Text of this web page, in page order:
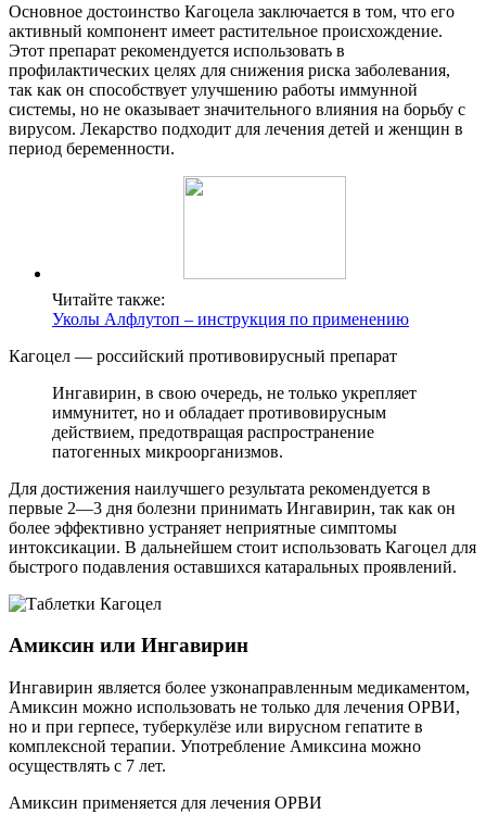
Основное достоинство Кагоцела заключается в том, что его
активный компонент имеет растительное происхождение.
Этот препарат рекомендуется использовать в
профилактических целях для снижения риска заболевания,
так как он способствует улучшению работы иммунной
системы, но не оказывает значительного влияния на борьбу с
вирусом. Лекарство подходит для лечения детей и женщин в
период беременности.
Читайте также:
Уколы Алфлутоп – инструкция по применению
Кагоцел — российский противовирусный препарат
Ингавирин, в свою очередь, не только укрепляет
иммунитет, но и обладает противовирусным
действием, предотвращая распространение
патогенных микроорганизмов.
Для достижения наилучшего результата рекомендуется в
первые 2—3 дня болезни принимать Ингавирин, так как он
более эффективно устраняет неприятные симптомы
интоксикации. В дальнейшем стоит использовать Кагоцел для
быстрого подавления оставшихся катаральных проявлений.
Амиксин или Ингавирин
Ингавирин является более узконаправленным медикаментом,
Амиксин можно использовать не только для лечения ОРВИ,
но и при герпесе, туберкулёзе или вирусном гепатите в
комплексной терапии. Употребление Амиксина можно
осуществлять с 7 лет.
Амиксин применяется для лечения ОРВИ